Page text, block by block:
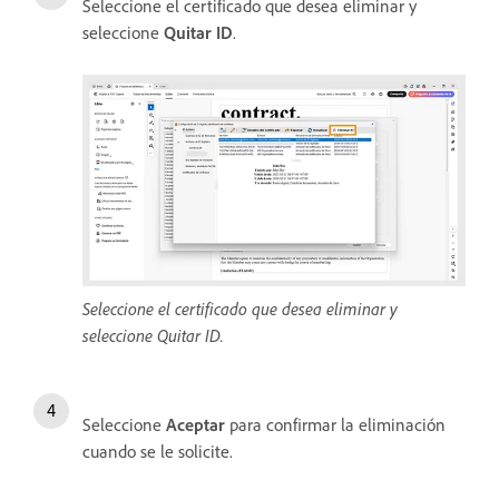
Seleccione el certificado que desea eliminar y
seleccione Quitar ID.
Seleccione el certificado que desea eliminar y
seleccione Quitar ID.
Seleccione Aceptar para confirmar la eliminación
cuando se le solicite.